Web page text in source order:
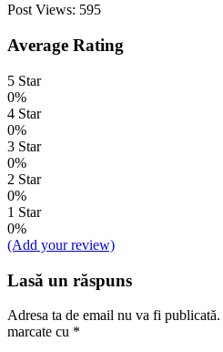
Post Views: 595
Average Rating
5 Star
0%
4 Star
0%
3 Star
0%
2 Star
0%
1 Star
0%
(Add your review)
Lasă un răspuns
Adresa ta de email nu va fi publicată.
marcate cu *